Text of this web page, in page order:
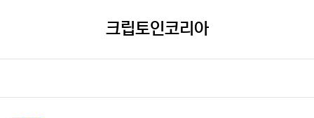
크립토인코리아